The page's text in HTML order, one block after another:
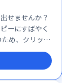
せませんか？
ーにすばやく
め、クリップ
だけですべて
簡単な方法で